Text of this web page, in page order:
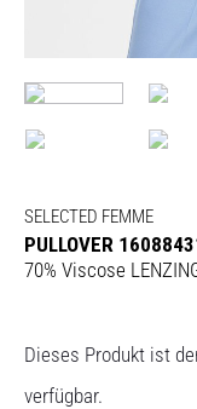
SELECTED FEMME
PULLOVER
70% Viscose
Dieses Produkt ist
verfügbar.